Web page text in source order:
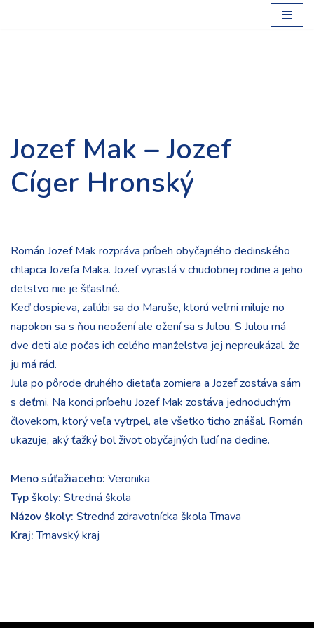
Jozef Mak – Jozef
Cíger Hronský
Román Jozef Mak rozpráva príbeh obyčajného dedinského
chlapca Jozefa Maka. Jozef vyrastá v chudobnej rodine a jeho
detstvo nie je šťastné.
Keď dospieva, zaľúbi sa do Maruše, ktorú veľmi miluje no
napokon sa s ňou neožení ale ožení sa s Julou. S Julou má
dve deti ale počas ich celého manželstva jej nepreukázal, že
ju má rád.
Jula po pôrode druhého dieťaťa zomiera a Jozef zostáva sám
s deťmi. Na konci príbehu Jozef Mak zostáva jednoduchým
človekom, ktorý veľa vytrpel, ale všetko ticho znášal. Román
ukazuje, aký ťažký bol život obyčajných ľudí na dedine.
Meno súťažiaceho: Veronika
Typ školy: Stredná škola
Názov školy: Stredná zdravotnícka škola Trnava
Kraj:Trnavský kraj